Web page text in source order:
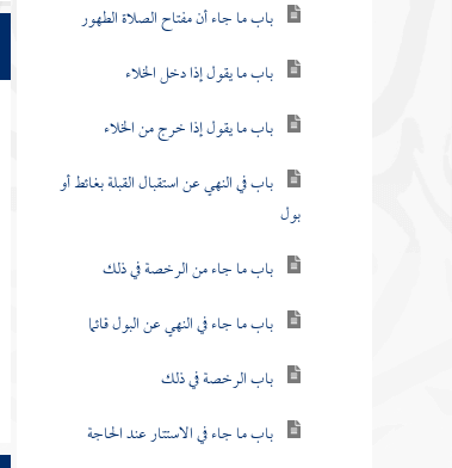
باب ما جاء أن مفتاح الصلاة الطهور
باب ما يقول إذا دخل الخلاء
باب ما يقول إذا خرج من الخلاء
باب في النهي عن استقبال القبلة بغائط أو
بول
باب ما جاء من الرخصة في ذلك
باب ما جاء في النهي عن البول قائما
باب الرخصة في ذلك
باب ما جاء في الاستتار عند الحاجة